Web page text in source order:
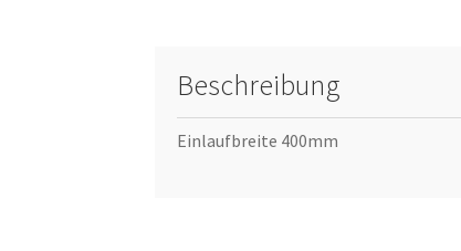
Beschreibung
Einlaufbreite 400mm